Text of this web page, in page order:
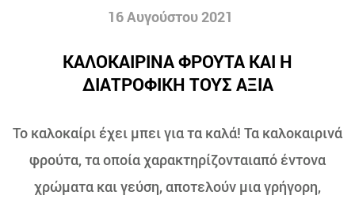
16 Αυγούστου 2021
ΚΑΛΟΚΑΙΡΙΝΑ ΦΡΟΥΤΑ ΚΑΙ Η
ΔΙΑΤΡΟΦΙΚΗ ΤΟΥΣ ΑΞΙΑ
Το καλοκαίρι έχει μπει για τα καλά! Τα καλοκαιρινά
φρούτα, τα οποία χαρακτηρίζονταιαπό έντονα
χρώματα και γεύση, αποτελούν μια γρήγορη,